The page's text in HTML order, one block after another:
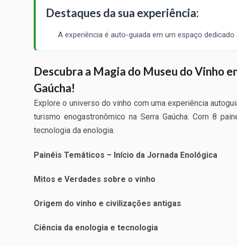
Destaques da sua experiência:
A experiência é auto-guiada em um espaço
Descubra a Magia do Museu do Vinho
Gaúcha!
Explore o universo do vinho com uma experiência
turismo enogastronômico na Serra Gaúcha. Com 8
tecnologia da enologia.
Painéis Temáticos – Início da Jornada Enológica
Mitos e Verdades sobre o vinho
Origem do vinho e civilizações antigas
Ciência da enologia e tecnologia